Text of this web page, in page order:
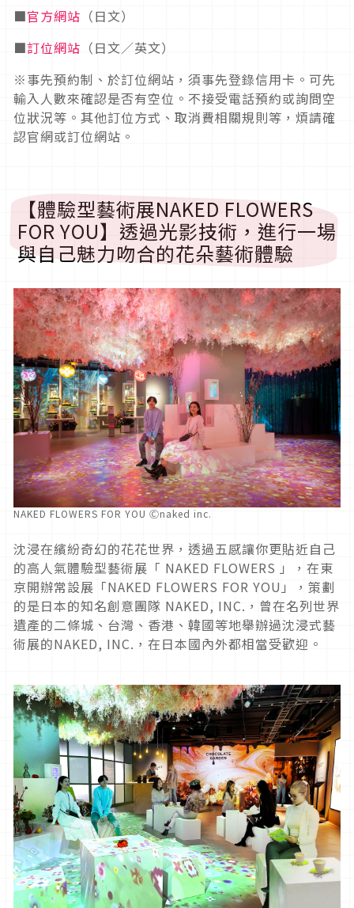
■官方網站 （日文）
■訂位網站 （日文／英文）
※事先預約制、於訂位網站，須事先登錄信用卡。可先
輸入人數來確認是否有空位。不接受電話預約或詢問空
位狀況等。其他訂位方式、取消費相關規則等，煩請確
認官網或訂位網站。
【體驗型藝術展NAKED FLOWERS
FOR YOU】 透過光影技術，進行一場
與自己魅力吻合的花朵藝術體驗
NAKED FLOWERS FOR YOU Ⓒnaked inc.
沈浸在繽紛奇幻的花花世界，透過五感讓你更貼近自己
的高 人氣體驗型藝術展 「 NAKED FLOWERS 」 ， 在東
京開辦常設展「NAKED FLOWERS FOR YOU 」，策劃
的是日本的知名創意團隊 NAKED, INC. ，曾在名列世界
遺產的二條城、 台灣、 香港、韓國等地舉辦過沈浸式藝
術展的NAKED, INC. ，在日本國內外都相當受歡迎 。